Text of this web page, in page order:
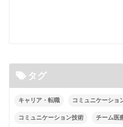
タグ
キャリア・転職 コミュニケーショ
コミュニケーション技術 チーム医